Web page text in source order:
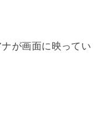
が画面に映ってい